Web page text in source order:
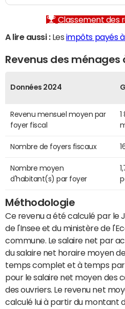
Classement des
A lire aussi :Les impôts payés
Revenus des ménages
Données 2024
Revenu mensuel moyen par
foyer fiscal
Nombre de foyers fiscaux
Nombre moyen
d'habitant(s) par foyer
Méthodologie
Ce revenu a été calculé par le
de l'Insee et du ministère de
commune. Le salaire net par
du salaire net horaire moyen
temps complet et à temps
pour le salaire net moyen des
des ouvriers. Le revenu net
calculé lui à partir du montant